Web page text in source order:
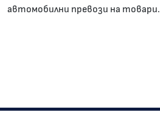
автомобилни превози на товари.